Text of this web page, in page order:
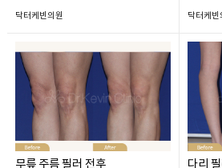
닥터케빈의원 닥터케빈
무릎 주름 필러 전후 다리